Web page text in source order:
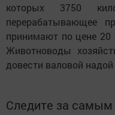
которых 3750
перерабатывающее
принимают по цене 20
Животноводы
довести валовой
Следите за